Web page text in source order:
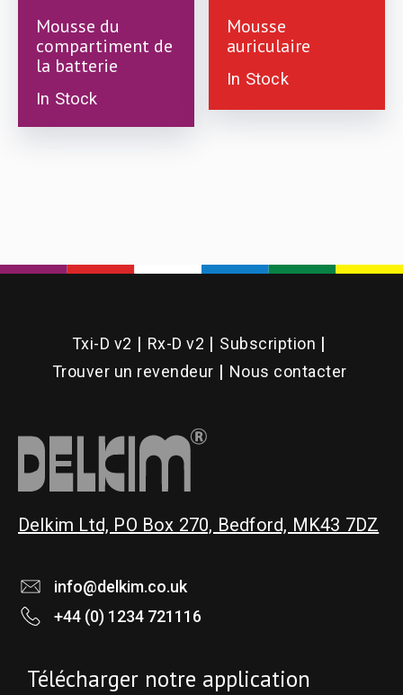
Mousse du
compartiment de
la batterie
In Stock
£1.00
Mousse
auriculaire
In Stock
Txi-D v2 Rx-D v2
Subscription
Trouver un revendeur
Nous contacter
Delkim Ltd, PO Box 270, Bedford, MK43 7DZ
info@delkim.co.uk
+44 (0) 1234 721116
Télécharger notre application